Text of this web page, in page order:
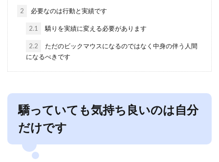
2 必要なのは行動と実績です
2.1 驕りを実績に変える必要があります
2.2
ただのビックマウスになるのではなく中身の伴う人間
になるべきです
驕っていても気持ち良いのは自分
だけです